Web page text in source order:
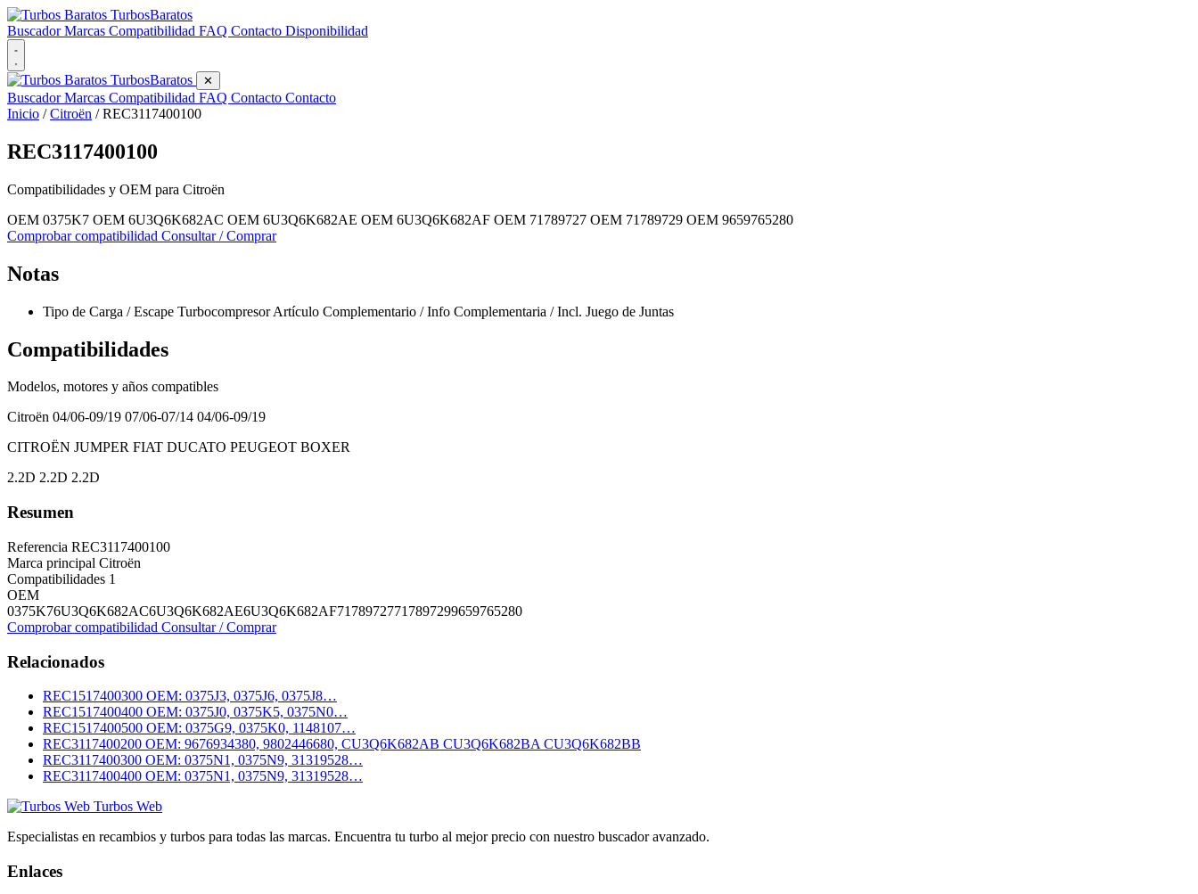
TurbosBaratos
BuscadorMarcas Compatibilidad FAQ Contacto Disponibilidad
TurbosBaratos ✕
BuscadorMarcas Compatibilidad FAQ Contacto Contacto
Inicio / Citroën / REC3117400100
REC3117400100
Compatibilidades y OEM para Citroën
OEM 0375K7 OEM 6U3Q6K682AC OEM 6U3Q6K682AE OEM 6U3Q6K682AF OEM 71789727 OEM 71789729 OEM 9659765280
Comprobar compatibilidad Consultar / Comprar
Notas
Tipo de Carga / Escape Turbocompresor Artículo Complementario / Info Complementaria / Incl. Juego de Juntas
Compatibilidades
Modelos, motores y años compatibles
Citroën 04/06-09/19 07/06-07/14 04/06-09/19
CITROËN JUMPER FIAT DUCATO PEUGEOT BOXER
2.2D 2.2D 2.2D
Resumen
Referencia REC3117400100
Marca principal Citroën
Compatibilidades 1
OEM
0375K76U3Q6K682AC6U3Q6K682AE6U3Q6K682AF71789727717897299659765280
Comprobar compatibilidad Consultar / Comprar
Relacionados
REC1517400300 OEM: 0375J3, 0375J6, 0375J8…
REC1517400400 OEM: 0375J0, 0375K5, 0375N0…
REC1517400500 OEM: 0375G9, 0375K0, 1148107…
REC3117400200 OEM: 9676934380, 9802446680, CU3Q6K682AB CU3Q6K682BA CU3Q6K682BB
REC3117400300 OEM: 0375N1, 0375N9, 31319528…
REC3117400400 OEM: 0375N1, 0375N9, 31319528…
Turbos Web
Especialistas en recambios y turbos para todas las marcas. Encuentra tu turbo al mejor precio con nuestro buscador avanzado.
Enlaces